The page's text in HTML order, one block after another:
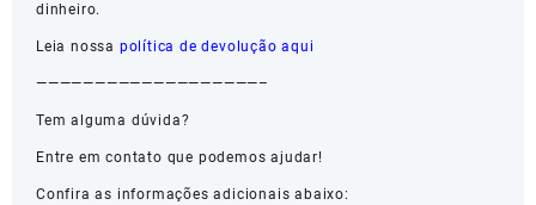
dinheiro.
Leia nossa política de devolução aqui
———————————————————–
Tem alguma dúvida?
Entre em contato que podemos ajudar!
Confira as informações adicionais abaixo: